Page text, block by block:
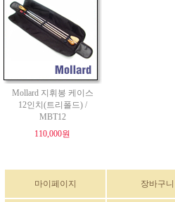
Mollard 지휘봉 케이스
12인치(트리폴드) /
MBT12
110,000원
마이페이지 장바구니